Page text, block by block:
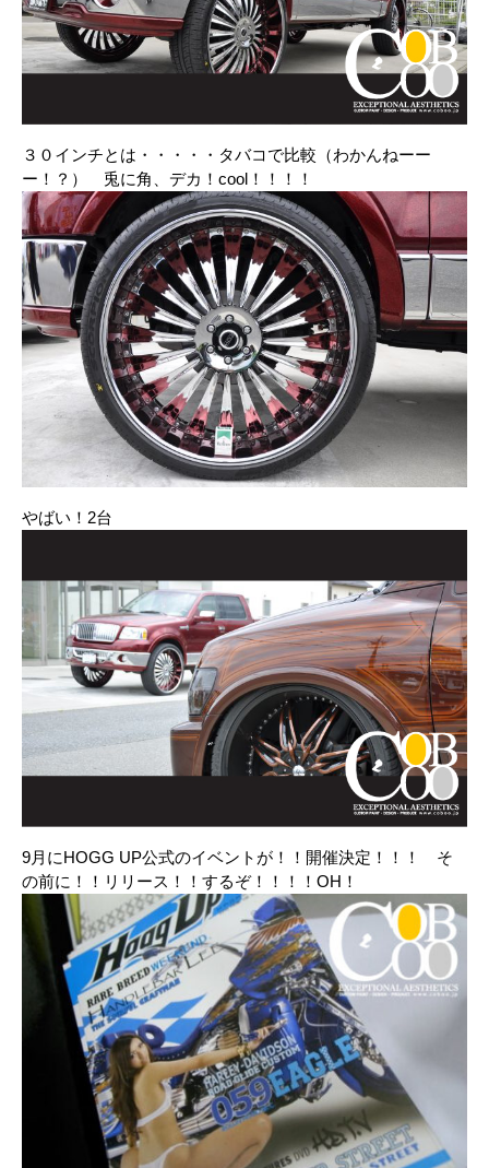
３０インチとは・・・・・タバコで比較（わかんねーー
ー！？） 兎に角、デカ！cool！！！！
やばい！2台
9月にHOGG UP公式のイベントが！！開催決定！！！ そ
の前に！！リリース！！するぞ！！！！OH！